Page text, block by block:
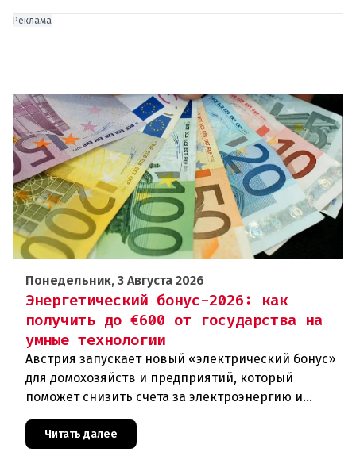
Реклама
Понедельник, 3 Августа 2026
Энергетический бонус-2026: как
получить до €600 от государства на
умные технологии
Австрия запускает новый «электрический бонус»
для домохозяйств и предприятий, который
поможет снизить счета за электроэнергию и
разгрузить энергосети. Частные лица могут
получить до 600 евро на устано
Читать далее